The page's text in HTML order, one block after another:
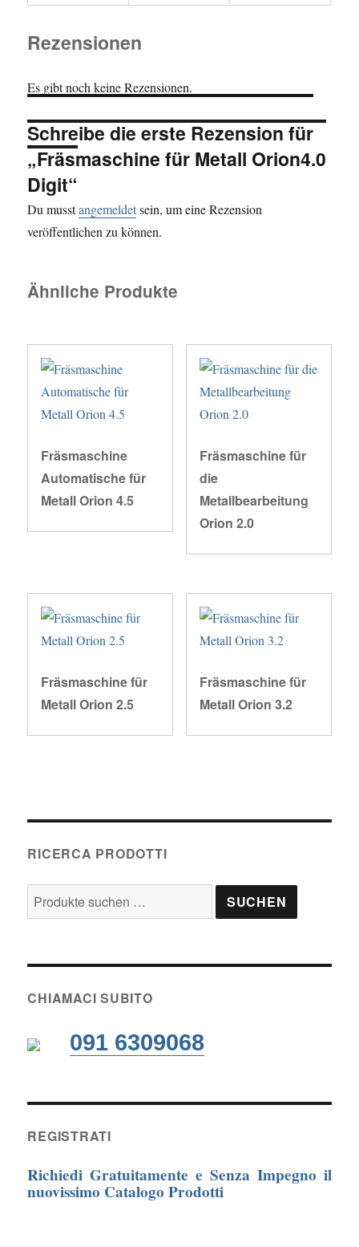
Rezensionen
Es gibt noch keine Rezensionen.
Schreibe die erste Rezension für
„Fräsmaschine für Metall Orion4.0
Digit“
Du musstangemeldetsein, um eine Rezension
veröffentlichen zu können.
Ähnliche Produkte
Fräsmaschine
Automatische für
Metall Orion 4.5
Fräsmaschine für
die
Metallbearbeitung
Orion 2.0
Fräsmaschine für
Metall Orion 2.5
Fräsmaschine für
Metall Orion 3.2
RICERCA PRODOTTI
Suche
nach:
SUCHEN
CHIAMACI SUBITO
091 6309068
REGISTRATI
Richiedi Gratuitamente e Senza Impegno il
nuovissimo Catalogo Prodotti